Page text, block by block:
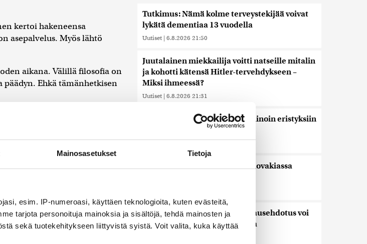
Mainosasetukset Tietoja
esim. IP-numeroasi, käyttäen teknologioita, kuten evästeitä,
tarjota personoituja mainoksia ja sisältöjä, tehdä mainosten ja
sekä tuotekehitykseen liittyvistä syistä. Voit valita, kuka käyttää
kertoi hakeneensa
asepalvelus. Myös lähtö
aikana. Välillä filosofia on
Ehkä tämänhetkisen
eri asioista ja
Miettikää, mitkä
auttamassa oppilaita, oma
Tutkimus: Nämä kolme terveystekijää voivat
lykätä dementiaa 13 vuodella
Uutiset | 6.8.2026 21:50
Juutalainen miekkailija voitti natseille mitalin
ja kohotti kätensä Hitler-tervehdykseen –
Miksi ihmeessä?
Uutiset | 6.8.2026 21:31
Veriputouksesta löydettiin muinoin eristyksiin
Lämpöennätys meni uusiksi Slovakiassa
Valtiovarainministeriön leikkausehdotus voi
pidentää Kelan käsittelyaikoja